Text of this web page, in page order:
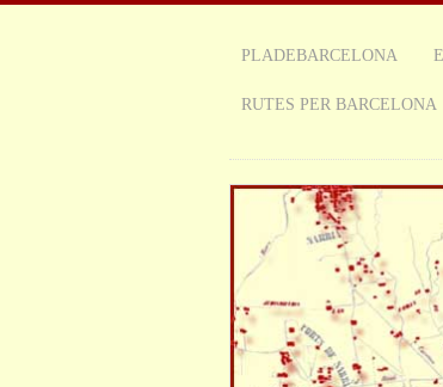
PLADEBARCELONA
RUTES PER BARCELONA